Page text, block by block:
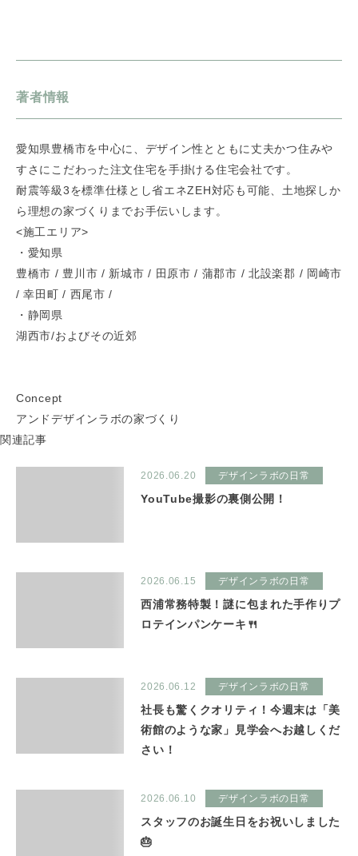
著者情報
愛知県豊橋市を中心に、デザイン性とともに丈夫かつ住みや
すさにこだわった注文住宅を手掛ける住宅会社です。
耐震等級3を標準仕様とし省エネZEH対応も可能、土地探しか
ら理想の家づくりまでお手伝いします。
<施工エリア>
・愛知県
豊橋市 / 豊川市 / 新城市 / 田原市 / 蒲郡市 / 北設楽郡 / 岡崎市
/ 幸田町 / 西尾市 /
・静岡県
湖西市/およびその近郊
Concept
アンドデザインラボの家づくり
関連記事
2026.06.20 デザインラボの日常
YouTube撮影の裏側公開！
2026.06.15 デザインラボの日常
西浦常務特製！謎に包まれた手作りプ
ロテインパンケーキ🍴
2026.06.12 デザインラボの日常
社長も驚くクオリティ！今週末は「美
術館のような家」見学会へお越しくだ
さい！
2026.06.10 デザインラボの日常
スタッフのお誕生日をお祝いしました
🎂